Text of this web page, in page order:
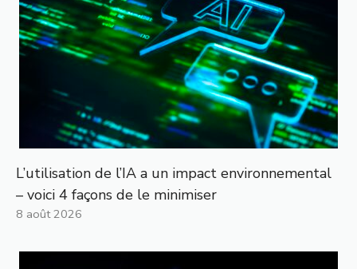
L’utilisation de l’IA a un impact environnemental
– voici 4 façons de le minimiser
8 août 2026